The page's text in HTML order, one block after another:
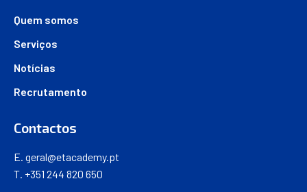
Quem somos
Serviços
Notícias
Recrutamento
Contactos
E. geral@etacademy.pt
T. +351 244 820 650